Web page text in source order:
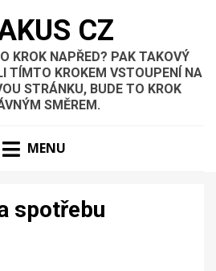
CZ
KROK NAPŘED? PAK TAKOVÝ
TÍMTO KROKEM VSTOUPENÍ NA
STRÁNKU, BUDE TO KROK
SMĚREM.
MENU
spotřebu